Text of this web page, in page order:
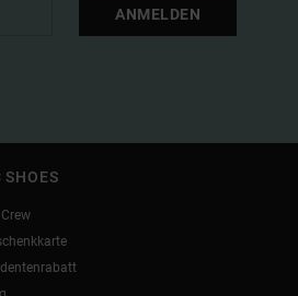
ANMELDEN
SHOES